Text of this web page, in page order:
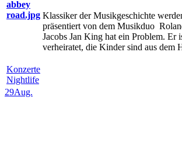
Klassiker der Musikgeschichte
präsentiert von dem Musikduo
Jacobs Jan King hat ein Problem. Er
verheiratet, die Kinder sind aus dem
Konzerte
Nightlife
29Aug.